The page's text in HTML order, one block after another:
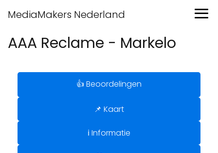
MediaMakers Nederland
AAA Reclame - Markelo
👍 Beoordelingen
📌 Kaart
ℹ️ Informatie